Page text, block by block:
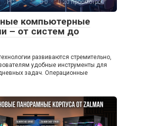
PC 0 20 просмотров
компьютерные
– от систем до
развиваются стремительно,
удобные инструменты для
задач. Операционные